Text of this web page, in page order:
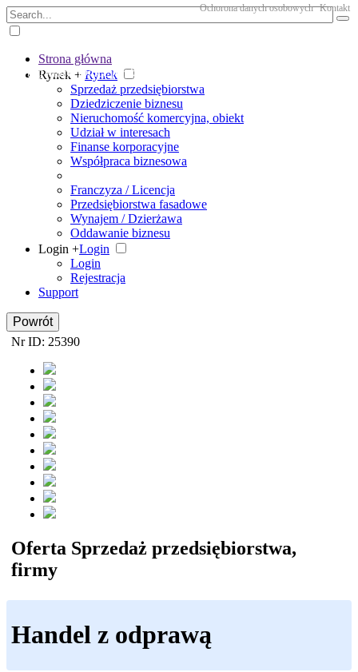
The big marketplace for business
Ochorona danych osobowych Kontakt
Strona główna
Rynek + Rynek
Sprzedaż przedsiębiorstwa
Dziedziczenie biznesu
Nieruchomość komercyjna, obiekt
Udział w interesach
Finanse korporacyjne
Współpraca biznesowa
Franczyza / Licencja
Przedsiębiorstwa fasadowe
Wynajem / Dzierżawa
Oddawanie biznesu
Login +Login
Login
Rejestracja
Support
Powrót
Nr ID: 25390
Oferta Sprzedaż przedsiębiorstwa,
firmy
Handel z odprawą